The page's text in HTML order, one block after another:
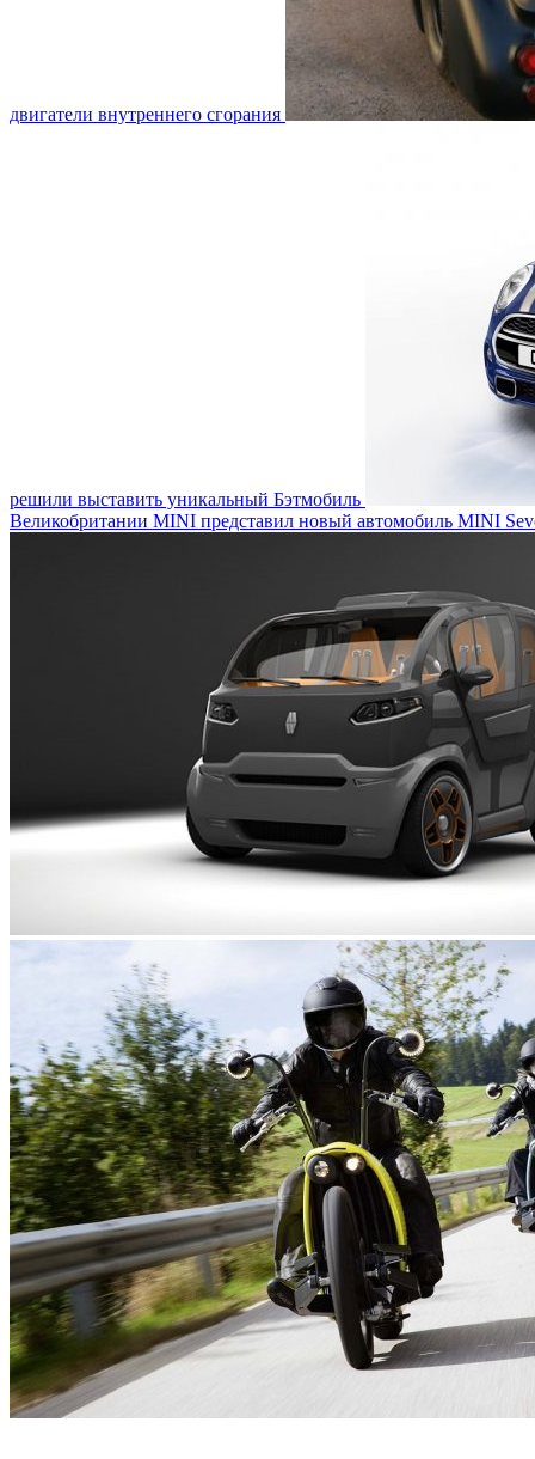
двигатели внутреннего сгорания
решили выставить уникальный Бэтмобиль
Великобритании MINI представил новый автомобиль MINI